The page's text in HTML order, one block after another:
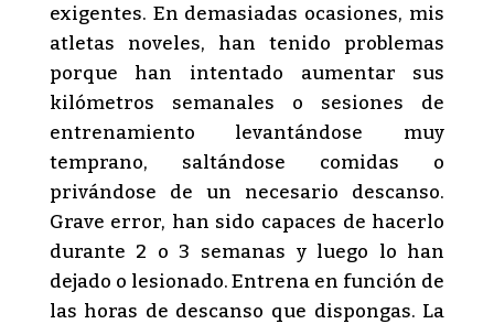
exigentes. En demasiadas ocasiones, mis
atletas noveles, han tenido problemas
porque han intentado aumentar sus
kilómetros semanales o sesiones de
entrenamiento levantándose muy
temprano, saltándose comidas o
privándose de un necesario descanso.
Grave error, han sido capaces de hacerlo
durante 2 o 3 semanas y luego lo han
dejado o lesionado. Entrena en función de
las horas de descanso que dispongas. La